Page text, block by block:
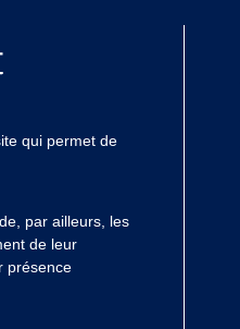
qui permet de
par ailleurs, les
de leur
présence